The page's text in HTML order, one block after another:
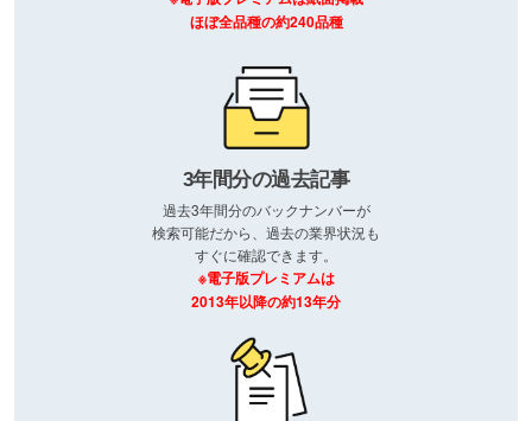
ほぼ全品種の約240品種
3年間分の過去記事
過去3年間分のバックナンバーが
検索可能だから、過去の業界状況も
すぐに確認できます。
※電子版プレミアムは
2013年以降の約13年分